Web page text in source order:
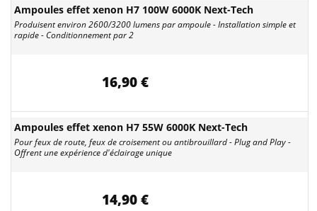
Ampoules effet xenon H7 100W 6000K Next-Tech
Produisent environ 2600/3200 lumens par ampoule - Installation simple et
rapide - Conditionnement par 2
16,90 €
Ampoules effet xenon H7 55W 6000K Next-Tech
Pour feux de route, feux de croisement ou antibrouillard - Plug and Play -
Offrent une expérience d'éclairage unique
14,90 €